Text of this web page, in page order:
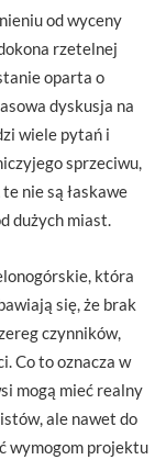
od wyceny
rzetelnej
oparta o
dyskusja na
wiele pytań i
sprzeciwu,
nie są łaskawe
dużych miast.
która
się, że brak
czynników,
Co to oznacza w
mogą mieć realny
ale nawet do
wymogom projektu